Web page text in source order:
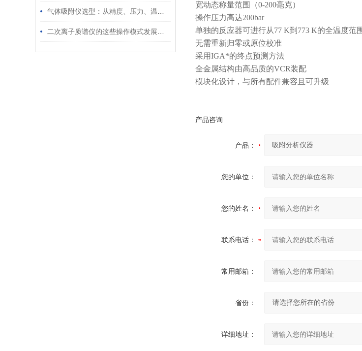
气体吸附仪选型：从精度、压力、温度入手
二次离子质谱仪的这些操作模式发展明显
宽动态称量范围（0-200毫克）
操作压力高达200bar
单独的反应器可进行从77 K到773 K的全温度范
无需重新归零或原位校准
采用IGA*的终点预测方法
全金属结构由高品质的VCR装配
模块化设计，与所有配件兼容且可升级
产品咨询
产品：
您的单位：
您的姓名：
联系电话：
常用邮箱：
省份：
详细地址：